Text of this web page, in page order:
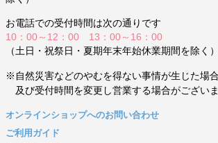
お電話での受付時間は次の通りです
10：00～12：00 13：00～16：00
（土日・祝祭日・夏期年末年始休業期間を除く）
※自然災害などのやむを得ない事情が生じた場
及び受付時間を変更し営業する場合がございま
オンラインショップへのお問い合わせ
ご利用ガイド